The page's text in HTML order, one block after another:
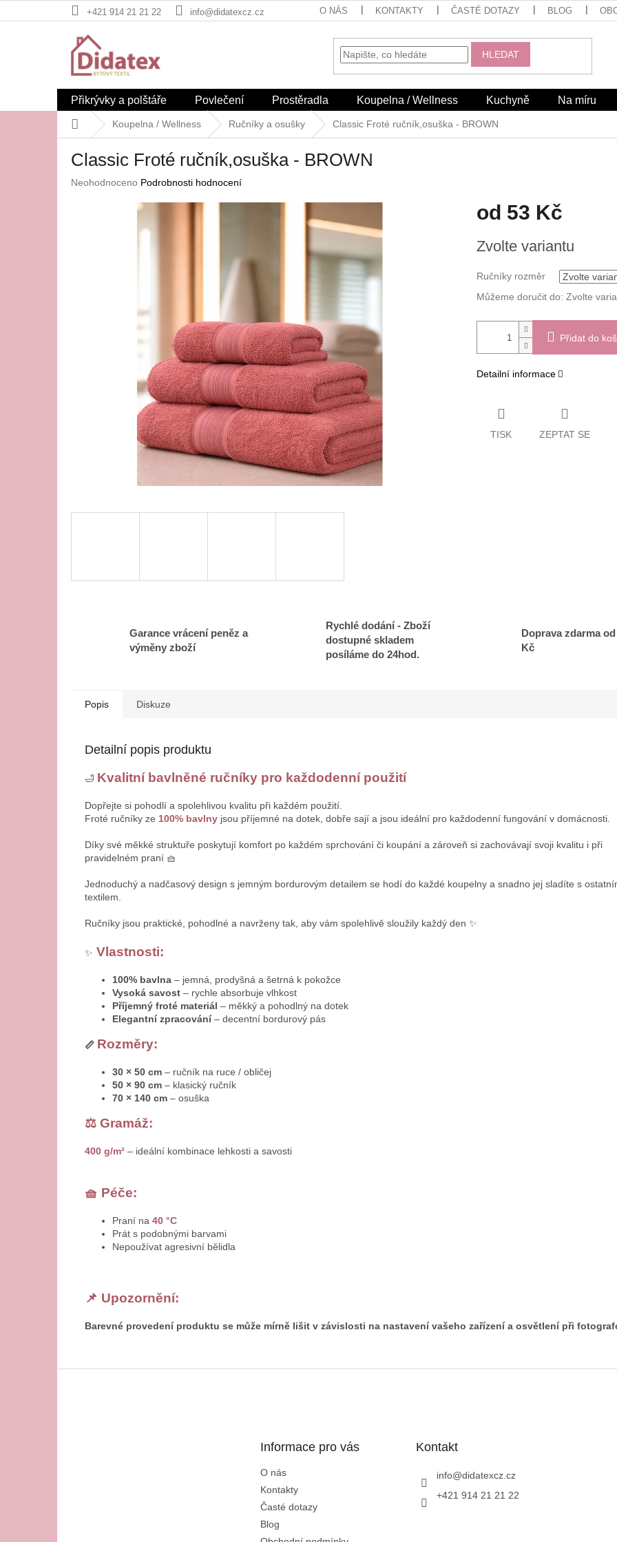
na
+421 914 21 21 22 info@didatexcz.cz O NÁS KONTAKTY ČASTÉ DOTAZY BLOG
HLEDAT
Přikrývky a polštáře Povlečení Prostěradla Koupelna / Wellness Kuchyně Na míru
Domů Koupelna / Wellness Ručníky a osušky Classic Froté ručník,osuška - BROWN
Classic Froté ručník,osuška - BROWN
Průměrné
Neohodnoceno Podrobnosti hodnocení
od 53 Kč
cena:
Zvolte variantu
Ručníky rozměr
Můžeme doručit do: Zvolte
Přidat do
Detailní informace
TISK ZEPTAT SE
Garance vrácení peněz a
výměny zboží
Rychlé dodání - Zboží
dostupné skladem
posíláme do 24hod.
Doprava zdarma od
Kč
Popis Diskuze
Detailní popis produktu
🛁 Kvalitní bavlněné ručníky pro každodenní použití
Dopřejte si pohodlí a spolehlivou kvalitu při každém použití.
Froté ručníky ze 100% bavlny jsou příjemné na dotek, dobře sají a jsou ideální pro každodenní fungování v domácnosti.
Díky své měkké struktuře poskytují komfort po každém sprchování či koupání a zároveň si zachovávají svoji kvalitu i při
pravidelném praní 🧺
Jednoduchý a nadčasový design s jemným bordurovým detailem se hodí do každé koupelny a snadno jej sladíte s
textilem.
Ručníky jsou praktické, pohodlné a navrženy tak, aby vám spolehlivě sloužily každý den ✨
✨ Vlastnosti:
100% bavlna – jemná, prodyšná a šetrná k pokožce
Vysoká savost – rychle absorbuje vlhkost
Příjemný froté materiál – měkký a pohodlný na dotek
Elegantní zpracování– decentní bordurový pás
📏 Rozměry:
30 × 50 cm – ručník na ruce / obličej
50 × 90 cm – klasický ručník
70 × 140 cm – osuška
⚖️ Gramáž:
400 g/m² – ideální kombinace lehkosti a savosti
🧺 Péče:
Praní na 40 °C
Prát s podobnými barvami
Nepoužívat agresivní bělidla
📌 Upozornění:
Barevné provedení produktu se může mírně lišit v závislosti na nastavení vašeho zařízení a osvětlení při
Informace pro vás
O nás
Kontakty
Časté dotazy
Blog
Kontakt
info@didatexcz.cz
+421 914 21 21 22